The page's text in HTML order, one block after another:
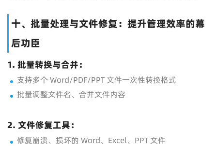
十、批量处理与文件修复：提升管理效率的幕
后功臣
1. 批量转换与合并：
支持多个 Word/PDF/PPT 文件一次性转换格式
批量调整文件名、合并文件内容
2. 文件修复工具：
修复崩溃、损坏的 Word、Excel、PPT 文件